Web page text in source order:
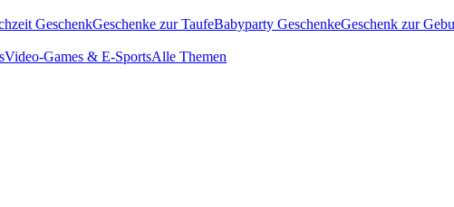
GeschenkGeschenke zur TaufeBabyparty GeschenkeGeschenk zur
Video-Games & E-SportsAlle Themen